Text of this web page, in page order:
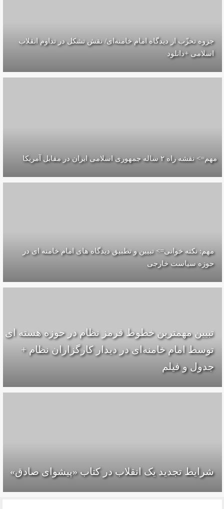
جزوه تحزّب از دیدگاه امام خامنه‌ای/ نقش تشکل در تداوم انقلاب
اسلامی +دانلود
مهم=> نقشه راه ۲ ساله جمهوری اسلامی ایران در مقابل آمریکا
مهم: نکته خوانی=> تبیین و تطبیق دیدگاه های امام خامنه ای در
حوزه سیاست خارجی
تبیین مهمترین خطوط قرمز نظام در حوزه هسته ای
توسط امام خامنه‌ای در دیدار کارگزاران نظام +
جدول و فیلم
شرایط تجدید یک انقلاب در کتاب «پیشوای صادق»